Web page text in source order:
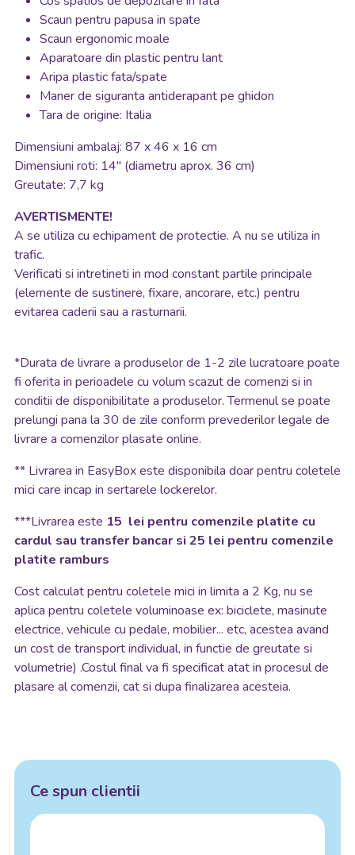
Scaun pentru papusa in spate
Scaun ergonomic moale
Aparatoare din plastic pentru lant
Aripa plastic fata/spate
Maner de siguranta antiderapant pe ghidon
Tara de origine: Italia
Dimensiuni ambalaj: 87 x 46 x 16 cm
Dimensiuni roti: 14" (diametru aprox. 36 cm)
Greutate: 7,7 kg
AVERTISMENTE!
A se utiliza cu echipament de protectie. A nu se utiliza in
trafic.
Verificati si intretineti in mod constant partile principale
(elemente de sustinere, fixare, ancorare, etc.) pentru
evitarea caderii sau a rasturnarii.
*Durata de livrare a produselor de 1-2 zile lucratoare poate
fi oferita in perioadele cu volum scazut de comenzi si in
conditii de disponibilitate a produselor. Termenul se poate
prelungi pana la 30 de zile conform prevederilor legale de
livrare a comenzilor plasate online.
** Livrarea in EasyBox este disponibila doar pentru coletele
mici care incap in sertarele lockerelor.
***Livrarea este 15 lei pentru comenzile platite cu
cardul sau transfer bancar si 25 lei pentru comenzile
platite ramburs
Cost calculat pentru coletele mici in limita a 2 Kg, nu se
aplica pentru coletele voluminoase ex: biciclete, masinute
electrice, vehicule cu pedale, mobilier... etc, acestea avand
un cost de transport individual, in functie de greutate si
volumetrie) .Costul final va fi specificat atat in procesul de
plasare al comenzii, cat si dupa finalizarea acesteia.
Ce spun clientii